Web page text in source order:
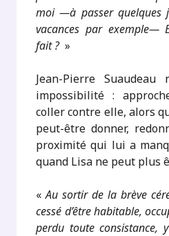
moi —à passer
vacances par exemple—
fait ? »
Jean-Pierre Suaudeau
impossibilité :
coller contre elle, alors
peut-être donner,
proximité qui lui a
quand Lisa ne peut plus
«Au sortir de la brève
cessé d’être habitable,
perdu toute consistance,